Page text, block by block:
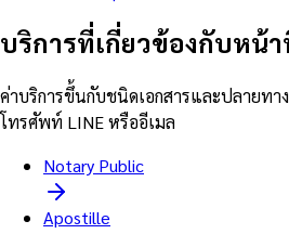
บริการที่เกี่ยวข้องกับหน้
ค่าบริการขึ้นกับชนิดเอกสารและปลายท
โทรศัพท์ LINE หรืออีเมล
Notary Public
Apostille